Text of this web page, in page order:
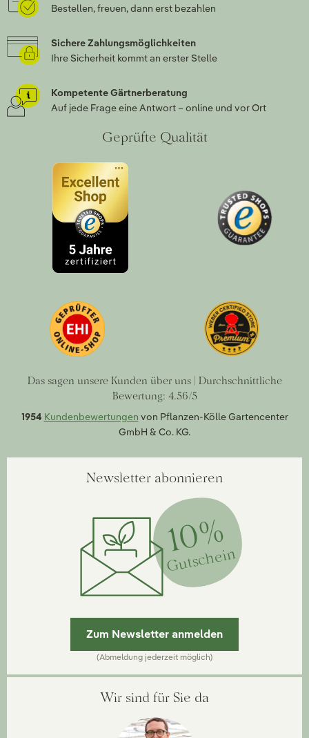
Bestellen, freuen, dann erst bezahlen
Sichere Zahlungsmöglichkeiten
Ihre Sicherheit kommt an erster Stelle
Kompetente Gärtnerberatung
Auf jede Frage eine Antwort – online und vor Ort
Geprüfte Qualität
Das sagen unsere Kunden über uns | Durchschnittliche
Bewertung: 4.56/5
1954 Kundenbewertungen von Pflanzen-Kölle Gartencenter
GmbH & Co. KG.
Newsletter abonnieren
10%
Gutschein
Zum Newsletter anmelden
(Abmeldung jederzeit möglich)
Wir sind für Sie da